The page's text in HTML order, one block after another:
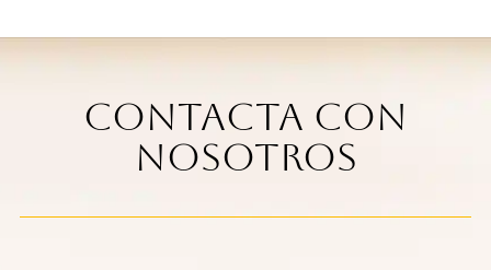
Contacta con
nosotros